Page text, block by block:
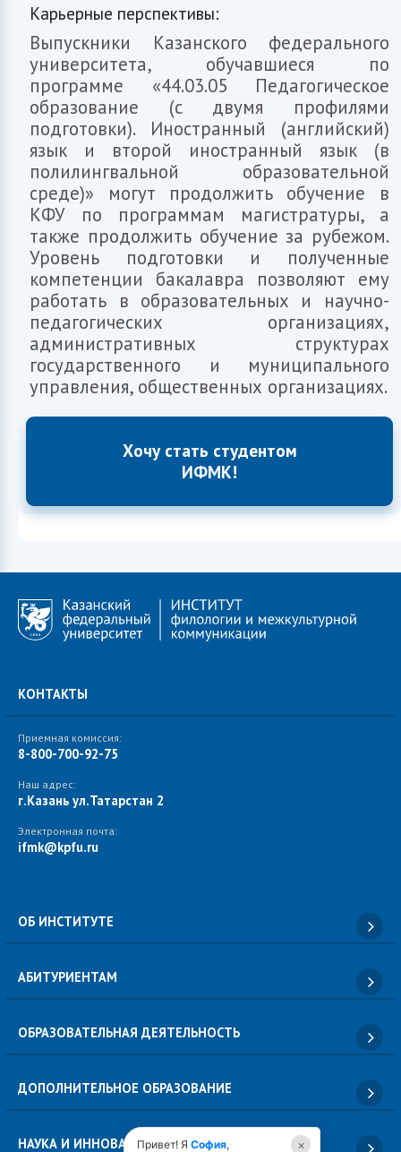
Карьерные перспективы:
Выпускники Казанского федерального
университета, обучавшиеся по
программе «44.03.05 Педагогическое
образование (с двумя профилями
подготовки). Иностранный (английский)
язык и второй иностранный язык (в
полилингвальной образовательной
среде)» могут продолжить обучение в
КФУ по программам магистратуры, а
также продолжить обучение за рубежом.
Уровень подготовки и полученные
компетенции бакалавра позволяют ему
работать в образовательных и научно-
педагогических организациях,
административных структурах
государственного и муниципального
управления, общественных организациях.
Хочу стать студентом
ИФМК!
КОНТАКТЫ
Приемная комиссия:
8-800-700-92-75
Наш адрес:
г.Казань ул.Татарстан 2
Электронная почта:
ifmk@kpfu.ru
ОБ ИНСТИТУТЕ
АБИТУРИЕНТАМ
ОБРАЗОВАТЕЛЬНАЯ ДЕЯТЕЛЬНОСТЬ
ДОПОЛНИТЕЛЬНОЕ ОБРАЗОВАНИЕ
НАУКА И ИННОВАЦИИ ×
Привет! Я София,